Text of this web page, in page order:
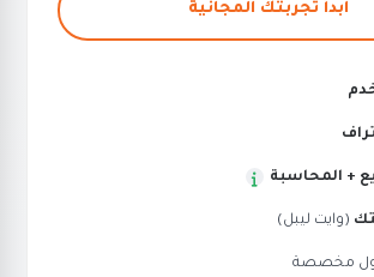
ابدأ تجربتك المجانية
+ المحاسبة
(وايت ليبل)
مخصصة